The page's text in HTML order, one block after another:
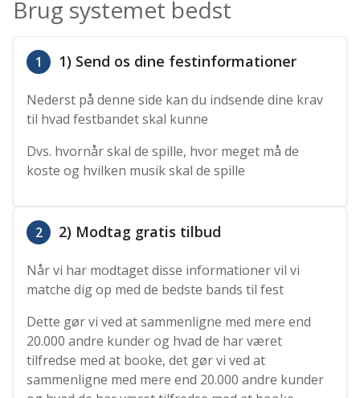
Brug systemet bedst
1 1) Send os dine festinformationer
Nederst på denne side kan du indsende dine krav
til hvad festbandet skal kunne
Dvs. hvornår skal de spille, hvor meget må de
koste og hvilken musik skal de spille
2 2) Modtag gratis tilbud
Når vi har modtaget disse informationer vil vi
matche dig op med de bedste bands til fest
Dette gør vi ved at sammenligne med mere end
20.000 andre kunder og hvad de har været
tilfredse med at booke, det gør vi ved at
sammenligne med mere end 20.000 andre kunder